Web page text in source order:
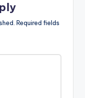
Required fields